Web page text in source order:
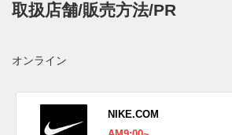
きで素早くフィッティングが可能となっ
日本国内では2024年5月12日に
格は22,330円 (税込)。また新たな情報が
ーウォーズの
TwitterやFacebook などで
取扱店舗/販売方法/PR
オンライン
NIKE.COM